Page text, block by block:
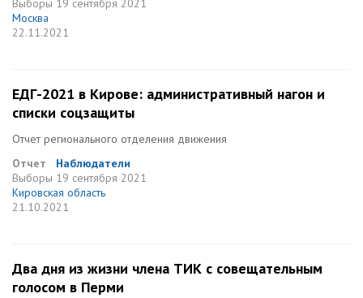
Выборы 19 сентября 2021
Москва
22.11.2021
ЕДГ-2021 в Кирове: административный нагон и
списки соцзащиты
Отчет регионального отделения движения
Отчет
Наблюдатели
Выборы 19 сентября 2021
Кировская область
21.10.2021
Два дня из жизни члена ТИК с совещательным
голосом в Перми